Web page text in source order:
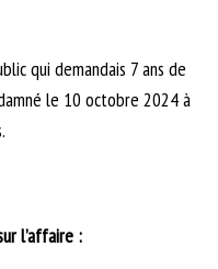
qui demandais 7 ans de
le 10 octobre 2024 à
l’affaire :